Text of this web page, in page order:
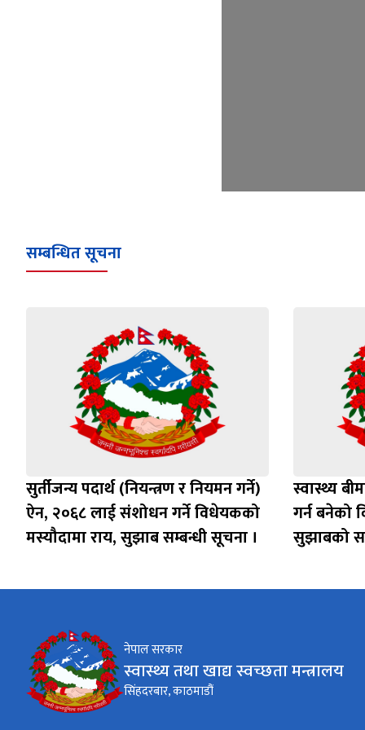
सम्बन्धित सूचना
सुर्तीजन्य पदार्थ (नियन्त्रण र नियमन गर्ने)
ऐन, २०६८ लाई संशोधन गर्ने विधेयकको
मस्यौदामा राय, सुझाब सम्बन्धी सूचना ।
स्वास्थ्य
गर्न बनेको
सुझाबको
नेपाल सरकार
स्वास्थ्य तथा खाद्य स्वच्छता मन्त्रालय
सिंहदरबार, काठमाडौं